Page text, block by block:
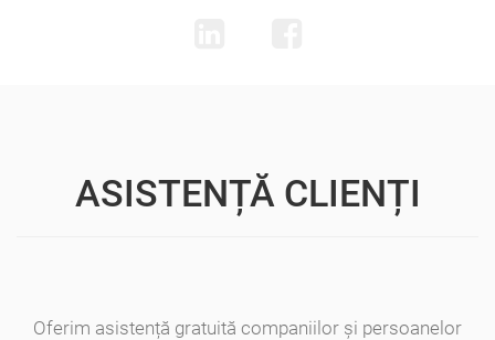
ASISTENȚĂ CLIENȚI
Oferim asistență gratuită companiilor și persoanelor